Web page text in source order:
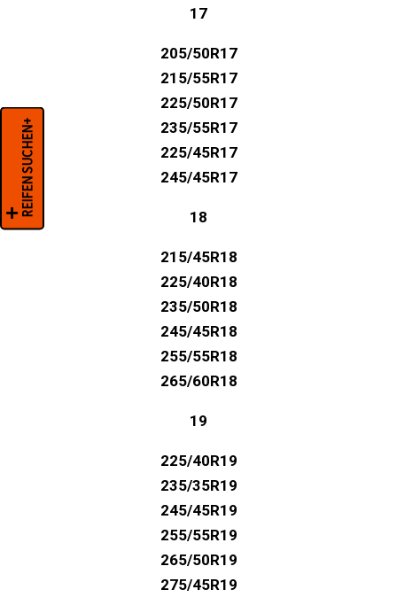
17
205/50R17
215/55R17
225/50R17
235/55R17
225/45R17
245/45R17
18
215/45R18
225/40R18
235/50R18
245/45R18
255/55R18
265/60R18
19
225/40R19
235/35R19
245/45R19
255/55R19
265/50R19
275/45R19
REIFEN SUCHEN+